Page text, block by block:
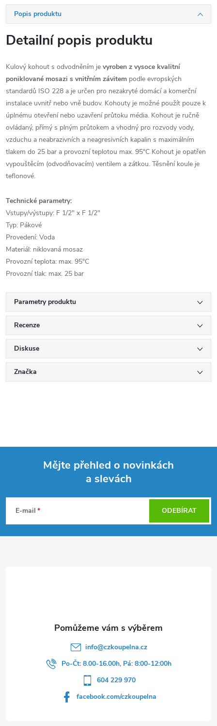
Popis produktu
Detailní popis produktu
Kulový kohout s odvodněním je vyroben z vysoce kvalitní
poniklované mosazi s vnitřním závitem podle evropských
standardů ISO 228 a je určen pro nezakryté domácí a komerční
instalace uvnitř nebo vně budov. Kohouty je možné použít pouze k
úplnému otevření nebo uzavření průtoku média. Kohout je ručně
ovládaný, přímý s plným průtokem a vhodný pro rozvody vody,
vzduchu a neabrazivních a neagresivních kapalin s maximálním
tlakem do 25 bar a provozní teplotou max. 95°C Kohout je opatřen
vypouštěcím (odvodňovacím) ventilem a zátkou. Těsnění koule je
teflonové.
Technické parametry:
Vstupy/výstupy: F 1/2" x F 1/2"
Typ: Pákové
Provedení: Voda
Materiál: niklovaná mosaz
Provozní teplota: max. 95°C
Provozní tlak: max. 25 bar
Parametry produktu
Recenze
Diskuse
Značka
p
Mějte přehled o novinkách
a slevách
E-mail ODEBÍRAT
info@czkoupelna.cz
Po-Čt: 8.00-16.00h, Pá: 8:00-12:00h
604 229 970
facebook.com/czkoupelna